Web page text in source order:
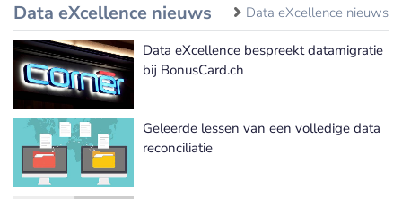
Data eXcellence nieuws Data eXcellence nieuws
Data eXcellence bespreekt datamigratie
bij BonusCard.ch
Geleerde lessen van een volledige data
reconciliatie